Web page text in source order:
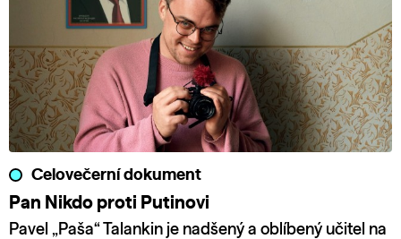
Celovečerní dokument
Pan Nikdo proti Putinovi
Pavel „Paša“ Talankin je nadšený a oblíbený učitel na